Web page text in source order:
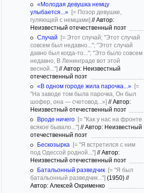
«Молодая девушка немцу
улыбается...» [= Позор девушке,
гуляющей с немцами] //Автор:
Неизвестный отечественный поэт
Случай [= Этот случай; "Этот случай
совсем был недавно..."; "Этот случай
давно был когда-то..."; "Это было совсем
недавно, В Ленинграде вот этой
весной..."] //Автор: Неизвестный
отечественный поэт
«В одном городе жила парочка...» [=
"На заводе том была парочка, Он был
шофер, она — счетовод...»] //Автор:
Неизвестный отечественный поэт
Вроде ничего [= "Как у нас на фронте
всякое бывало..."] //Автор: Неизвестный
отечественный поэт
Бескозырка [= "Я встретился с ним
под Одессой родной..."] //Автор:
Неизвестный отечественный поэт
Батальонный разведчик [= "Я был
батальонный разведчик..."] (1950) //
Автор: Алексей Охрименко